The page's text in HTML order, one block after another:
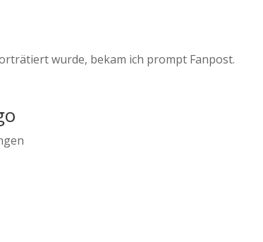
wurde, bekam ich prompt Fanpost.